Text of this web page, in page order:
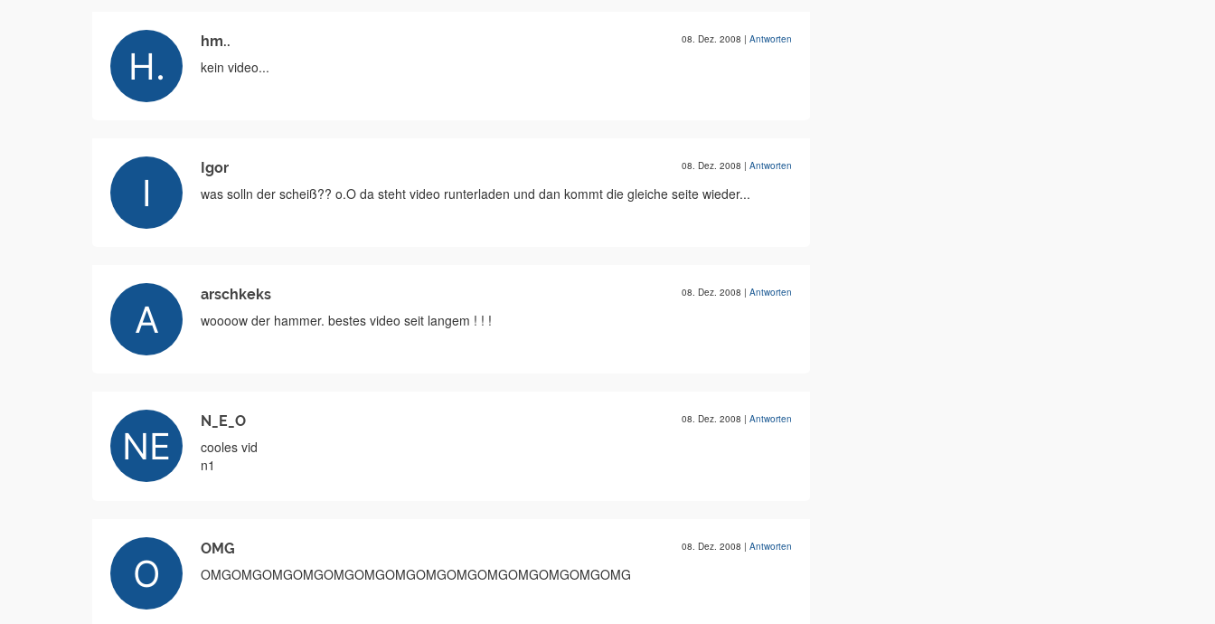
hm.. 08. Dez. 2008 | Antworten
kein video...
Igor 08. Dez. 2008 | Antworten
was solln der scheiß?? o.O da steht video runterladen und dan kommt die gleiche seite wieder...
arschkeks 08. Dez. 2008 | Antworten
woooow der hammer. bestes video seit langem ! ! !
N_E_O 08. Dez. 2008 | Antworten
cooles vid
n1
OMG 08. Dez. 2008 | Antworten
OMGOMGOMGOMGOMGOMGOMGOMGOMGOMGOMGOMGOMGOMG